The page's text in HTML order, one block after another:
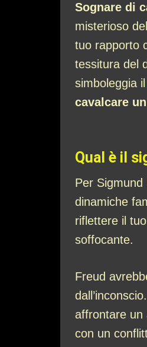
Sognare di
misterioso
tuo rapporto
tessitura del
simboleggia
cavalcare
Qual è il
Per
dinamiche
riflettere il
soffocante.
Freud
affrontare un
con un